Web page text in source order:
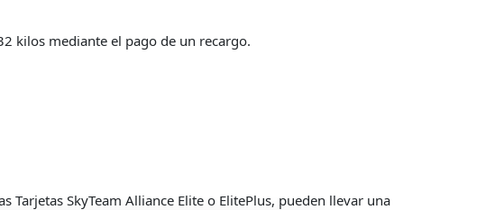
kilos mediante el pago de un recargo.
Tarjetas SkyTeam Alliance Elite o ElitePlus, pueden llevar una